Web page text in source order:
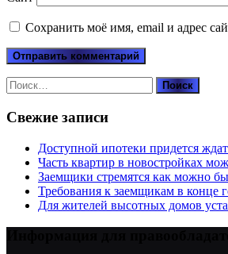
Сохранить моё имя, email и адрес
Найти:
Свежие записи
Доступной ипотеки придется
Часть квартир в новостройках
Заемщики стремятся как можно
Требования к заемщикам в конце
Для жителей высотных домов